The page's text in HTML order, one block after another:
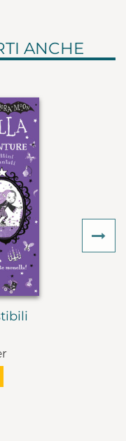
ANCHE